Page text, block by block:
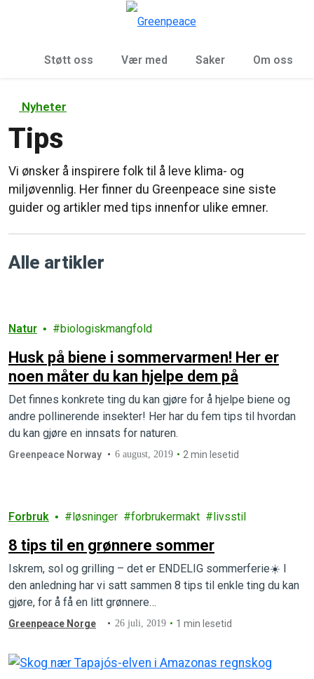
Støtt oss Vær med Saker Om oss
Nyheter
Tips
Vi ønsker å inspirere folk til å leve klima- og
miljøvennlig. Her finner du Greenpeace sine siste
guider og artikler med tips innenfor ulike emner.
Alle artikler
Natur biologiskmangfold
Husk på biene i sommervarmen! Her er
noen måter du kan hjelpe dem på
Det finnes konkrete ting du kan gjøre for å hjelpe biene og
andre pollinerende insekter! Her har du fem tips til hvordan
du kan gjøre en innsats for naturen.
Greenpeace Norway 6 august, 2019 2 min lesetid
Forbruk løsninger forbrukermakt livsstil
8 tips til en grønnere sommer
Iskrem, sol og grilling – det er ENDELIG sommerferie☀️ I
den anledning har vi satt sammen 8 tips til enkle ting du kan
gjøre, for å få en litt grønnere…
Greenpeace Norge 26 juli, 2019 1 min lesetid